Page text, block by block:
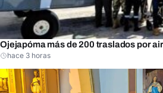
Ojejapóma más de 200 traslados por
hace 3 horas